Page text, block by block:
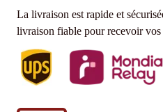
La livraison est rapide et
livraison fiable pour recevoir vos